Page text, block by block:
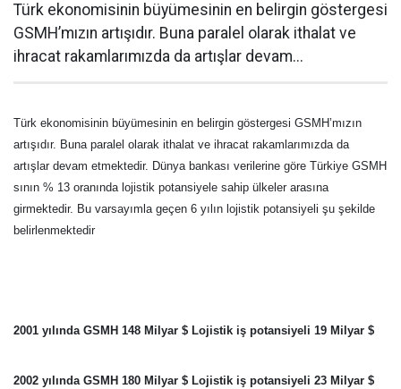
Türk ekonomisinin büyümesinin en belirgin göstergesi
GSMH’mızın artışıdır. Buna paralel olarak ithalat ve
ihracat rakamlarımızda da artışlar devam...
Türk ekonomisinin büyümesinin en belirgin göstergesi GSMH’mızın
artışıdır. Buna paralel olarak ithalat ve ihracat rakamlarımızda da
artışlar devam etmektedir. Dünya bankası verilerine göre Türkiye GSMH
sının % 13 oranında lojistik potansiyele sahip ülkeler arasına
girmektedir. Bu varsayımla geçen 6 yılın lojistik potansiyeli şu şekilde
belirlenmektedir
2001 yılında GSMH 148 Milyar $ Lojistik iş potansiyeli 19 Milyar $
2002 yılında GSMH 180 Milyar $ Lojistik iş potansiyeli 23 Milyar $